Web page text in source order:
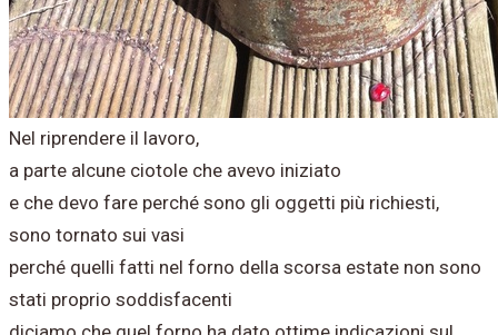
Nel riprendere il lavoro,
a parte alcune ciotole che avevo iniziato
e che devo fare perché sono gli oggetti più richiesti,
sono tornato sui vasi
perché quelli fatti nel forno della scorsa estate non sono
stati proprio soddisfacenti